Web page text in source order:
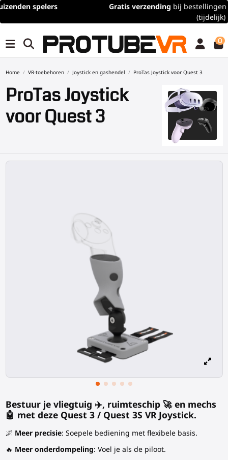
Gratis verzending
bij bestellingen van meer dan 100€/115$
0
Home VR-toebehoren Joystick en gashendel ProTas Joystick voor Quest 3
ProTas Joystick
voor Quest 3
Bestuur je vliegtuig ✈️, ruimteschip 🚀 en mechs
🤖 met deze Quest 3 / Quest 3S VR Joystick.
🌌 Meer precisie: Soepele bediening met flexibele basis.
🔥 Meer onderdompeling: Voel je als de piloot.